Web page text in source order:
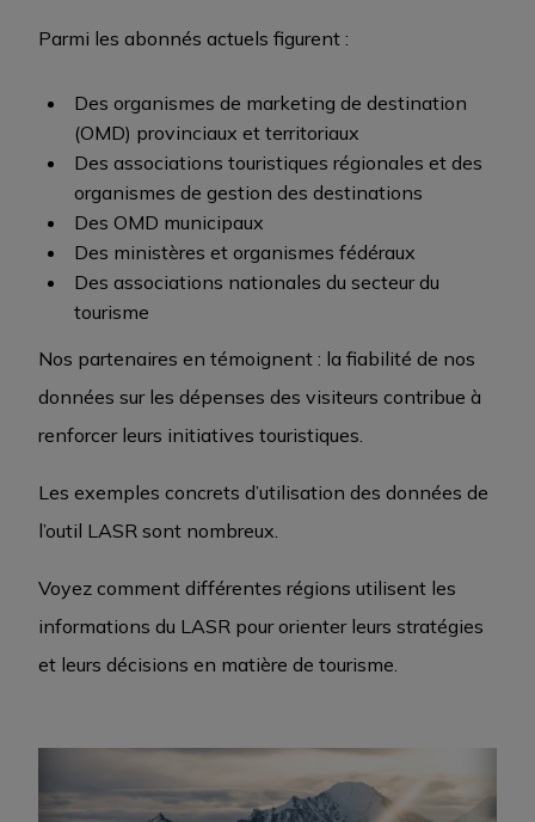
Parmi les abonnés actuels figurent :
Des organismes de marketing de destination
(OMD) provinciaux et territoriaux
Des associations touristiques régionales et des
organismes de gestion des destinations
Des OMD municipaux
Des ministères et organismes fédéraux
Des associations nationales du secteur du
tourisme
Nos partenaires en témoignent : la fiabilité de nos
données sur les dépenses des visiteurs contribue à
renforcer leurs initiatives touristiques.
Les exemples concrets d’utilisation des données de
l’outil LASR sont nombreux.
Voyez comment différentes régions utilisent les
informations du LASR pour orienter leurs stratégies
et leurs décisions en matière de tourisme.